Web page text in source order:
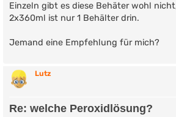
Einzeln gibt es diese Behäter wohl
2x360ml ist nur 1 Behälter drin.
Jemand eine Empfehlung für mich?
Lutz
Re: welche Peroxidlösung?